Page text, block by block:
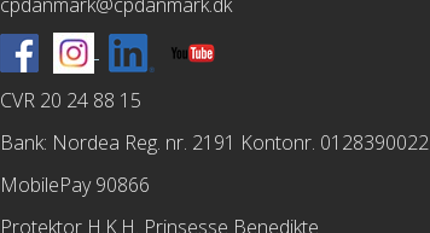
CVR 20 24 88 15
Bank: Nordea Reg. nr. 2191 Kontonr. 0128390022
MobilePay 90866
Protektor H.K.H. Prinsesse Benedikte